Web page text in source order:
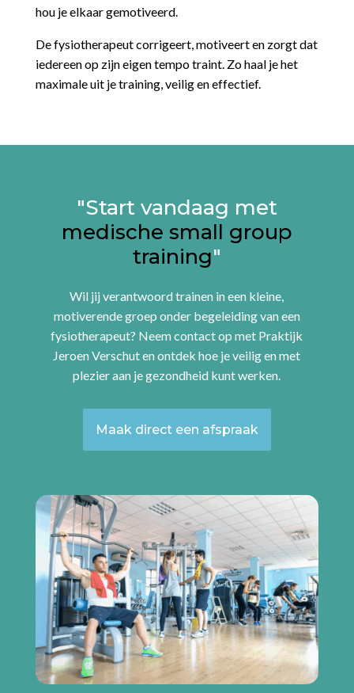
hou je elkaar gemotiveerd.
De fysiotherapeut corrigeert, motiveert en zorgt dat
iedereen op zijn eigen tempo traint. Zo haal je het
maximale uit je training, veilig en effectief.
"Start vandaag met
medische small group
training"
Wil jij verantwoord trainen in een kleine,
motiverende groep onder begeleiding van een
fysiotherapeut? Neem contact op met Praktijk
Jeroen Verschut en ontdek hoe je veilig en met
plezier aan je gezondheid kunt werken.
Maak direct een afspraak